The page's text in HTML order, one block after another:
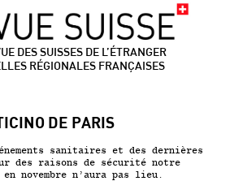
DES SUISSES DE L’ÉTRANGER
RÉGIONALES FRANÇAISES
DE PARIS
sanitaires et des dernières
des raisons de sécurité notre
en novembre n’aura pas lieu.